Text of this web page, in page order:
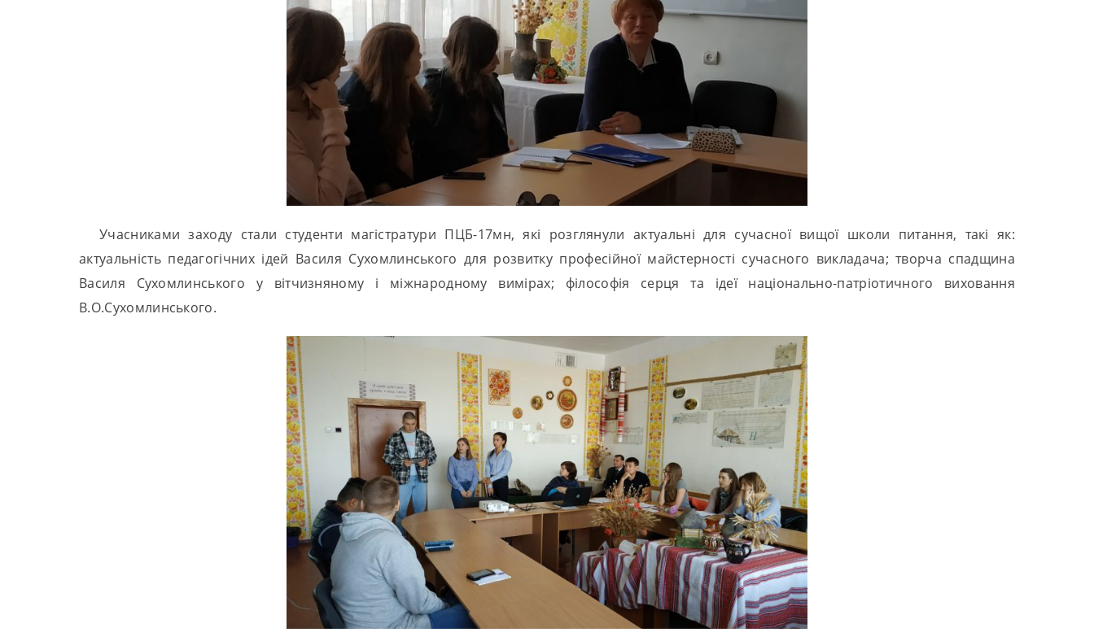
Учасниками заходу стали студенти магістратури ПЦБ-17мн, які розглянули актуальні для сучасної вищої школи питання, такі як:
актуальність педагогічних ідей Василя Сухомлинського для розвитку професійної майстерності сучасного викладача; творча спадщина
Василя Сухомлинського у вітчизняному і міжнародному вимірах; філософія серця та ідеї національно-патріотичного виховання
В.О.Сухомлинського.